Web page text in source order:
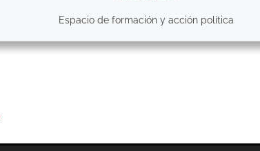
Espacio de formación y acción política